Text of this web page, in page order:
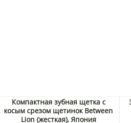
Компактная зубная щетка с
косым срезом щетинок Between
Lion (жесткая), Япония